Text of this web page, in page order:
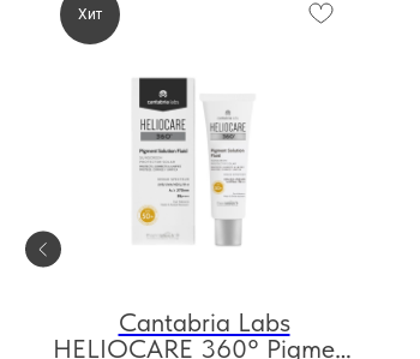
Хит
Cantabria Labs
HELIOCARE 360° Pigment